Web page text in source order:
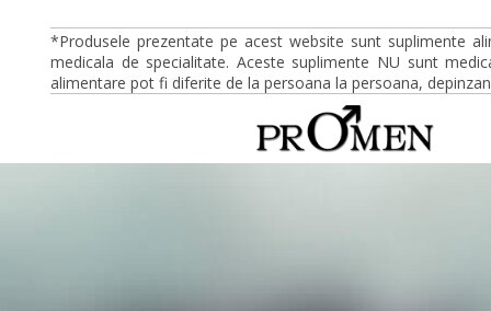
*Produsele prezentate pe acest website sunt suplimente
medicala de specialitate. Aceste suplimente NU sunt
alimentare pot fi diferite de la persoana la persoana,